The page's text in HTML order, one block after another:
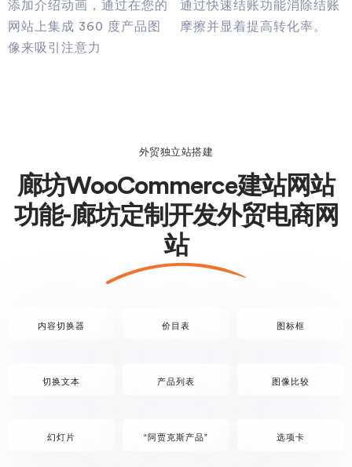
添加介绍动画，通过在您的
网站上集成 360 度产品图
像来吸引注意力
通过快速结账功能消除结账
摩擦并显着提高转化率。
外贸独立站搭建
廊坊WooCommerce建站网站
功能-廊坊定制开发外贸电商网
站
内容切换器 价目表 图标框
切换文本 产品列表 图像比较
幻灯片 “阿贾克斯产品” 选项卡